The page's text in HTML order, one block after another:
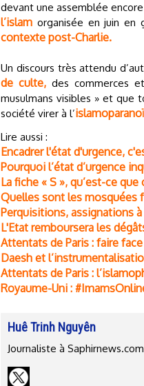
devant une assemblée
l’islam organisée en juin en
contexte post-Charlie.
Un discours très attendu
de culte,des commerces
musulmans visibles » et que
société virer à l’
Lire aussi :
Encadrer l'état d'urgence,
Pourquoi l’état d’urgence
La fiche « S », qu’est-ce que
Quelles sont les mosquées
Perquisitions, assignations
L'Etat remboursera les
Attentats de Paris : faire
Daesh et
Attentats de Paris :
Royaume-Uni :
Huê Trinh Nguyên
Journaliste à